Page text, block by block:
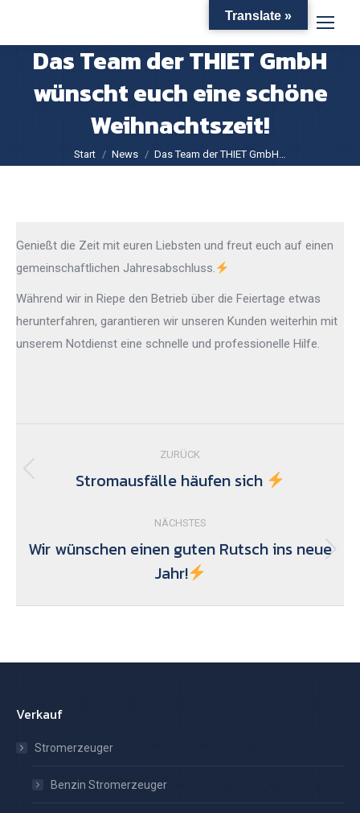
Das Team der THIET GmbH
wünscht euch eine schöne
Weihnachtszeit!
Sie befinden sich hier:
Start News Das Team der THIET GmbH…
Genießt die Zeit mit euren Liebsten und freut euch auf einen
gemeinschaftlichen Jahresabschluss.
Während wir in Riepe den Betrieb über die Feiertage etwas
herunterfahren, garantieren wir unseren Kunden weiterhin mit
unserem Notdienst eine schnelle und professionelle Hilfe.
ZURÜCK
Vorheriger
Stromausfälle häufen sich
NÄCHSTES
Nächster
Beitrag:
Wir wünschen einen guten Rutsch ins neue
Jahr!
Verkauf
Stromerzeuger
Benzin Stromerzeuger
Translate »